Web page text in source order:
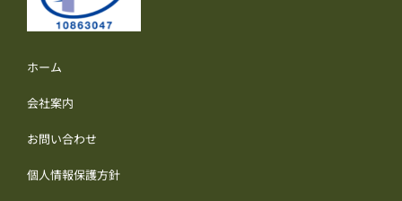
ホーム
会社案内
お問い合わせ
個人情報保護方針